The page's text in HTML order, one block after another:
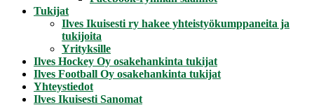
Tukijat
Ilves Ikuisesti ry hakee yhteistyökumppaneita ja
tukijoita
Yrityksille
Ilves Hockey Oy osakehankinta tukijat
Ilves Football Oy osakehankinta tukijat
Yhteystiedot
Ilves Ikuisesti Sanomat